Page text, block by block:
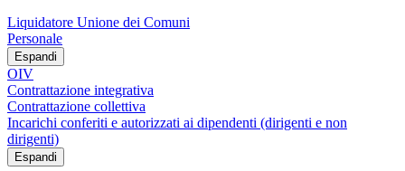
Liquidatore Unione dei Comuni
Personale
Espandi
OIV
Contrattazione integrativa
Contrattazione collettiva
Incarichi conferiti e autorizzati ai dipendenti (dirigenti e non
dirigenti)
Espandi